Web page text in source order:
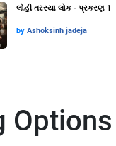
લોહી તરસ્યા લોક - પ્રકરણ 1
by Ashoksinh jadeja
Options